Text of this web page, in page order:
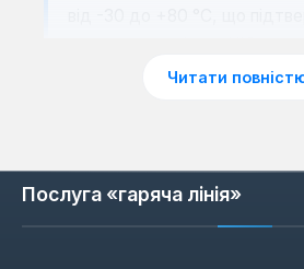
Nissan, Volvo,
Дефлектори HIC розроблені
конкретних моделей, тому
Читати
Послуга «гаряча лінія»